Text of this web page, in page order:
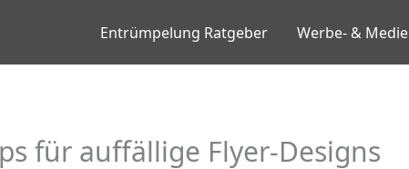
Entrümpelung Ratgeber Werbe- &
für auffällige Flyer-Designs